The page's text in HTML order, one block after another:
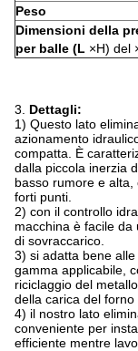
Peso
Dimensioni della
per balle (L ×H) del
3. Dettagli:
1) Questo lato
azionamento
compatta. È
dalla piccola inerzia
basso rumore e
forti punti.
2) con il controllo
macchina è facile
di sovraccarico.
3) si adatta bene
gamma applicabile,
riciclaggio del
della carica del forno
4) il nostro lato
conveniente per
efficiente mentre